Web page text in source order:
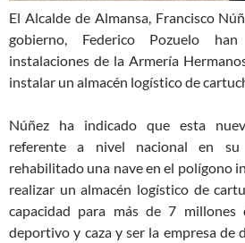
El Alcalde de Almansa, Francisco
gobierno, Federico Pozuelo
instalaciones de la Armería
instalar un almacén logístico de
Núñez ha indicado que esta
referente a nivel nacional en
rehabilitado una nave en el polígono
realizar un almacén logístico de
capacidad para más de 7
deportivo y caza y ser la empresa de